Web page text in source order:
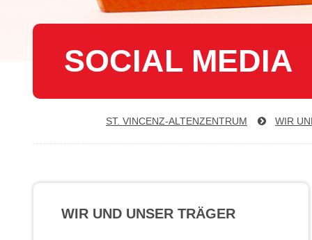
SOCIAL MEDIA
ST. VIN­CENZ-AL­TEN­ZEN­TRUM WIR
WIR UND UNSER TRÄGER